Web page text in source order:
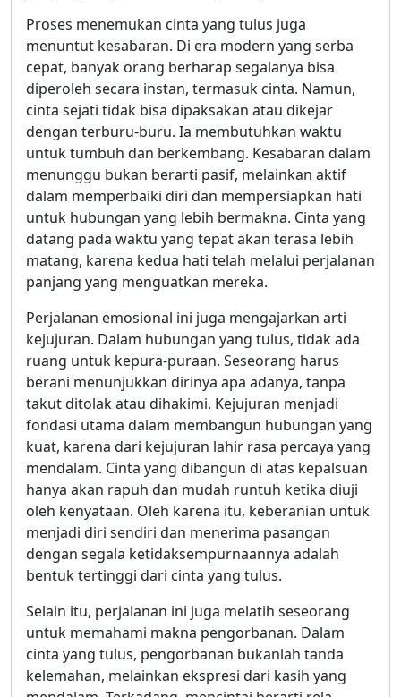
Proses menemukan cinta yang tulus juga
menuntut kesabaran. Di era modern yang serba
cepat, banyak orang berharap segalanya bisa
diperoleh secara instan, termasuk cinta. Namun,
cinta sejati tidak bisa dipaksakan atau dikejar
dengan terburu-buru. Ia membutuhkan waktu
untuk tumbuh dan berkembang. Kesabaran dalam
menunggu bukan berarti pasif, melainkan aktif
dalam memperbaiki diri dan mempersiapkan hati
untuk hubungan yang lebih bermakna. Cinta yang
datang pada waktu yang tepat akan terasa lebih
matang, karena kedua hati telah melalui perjalanan
panjang yang menguatkan mereka.
Perjalanan emosional ini juga mengajarkan arti
kejujuran. Dalam hubungan yang tulus, tidak ada
ruang untuk kepura-puraan. Seseorang harus
berani menunjukkan dirinya apa adanya, tanpa
takut ditolak atau dihakimi. Kejujuran menjadi
fondasi utama dalam membangun hubungan yang
kuat, karena dari kejujuran lahir rasa percaya yang
mendalam. Cinta yang dibangun di atas kepalsuan
hanya akan rapuh dan mudah runtuh ketika diuji
oleh kenyataan. Oleh karena itu, keberanian untuk
menjadi diri sendiri dan menerima pasangan
dengan segala ketidaksempurnaannya adalah
bentuk tertinggi dari cinta yang tulus.
Selain itu, perjalanan ini juga melatih seseorang
untuk memahami makna pengorbanan. Dalam
cinta yang tulus, pengorbanan bukanlah tanda
kelemahan, melainkan ekspresi dari kasih yang